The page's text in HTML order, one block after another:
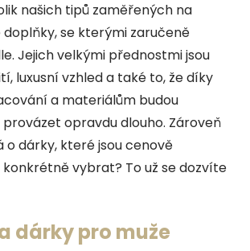
našich tipů zaměřených na
se kterými zaručeně
Jejich velkými přednostmi jsou
luxusní vzhled a také to, že díky
a materiálům budou
opravdu dlouho. Zároveň
o dárky, které jsou cenově
vybrat? To už se dozvíte
dárky pro muže